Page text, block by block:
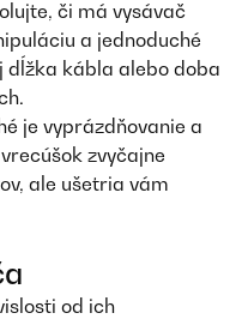
či má vysávač
a jednoduché
dĺžka kábla alebo doba
je vyprázdňovanie a
zvyčajne
ale ušetria vám
od ich